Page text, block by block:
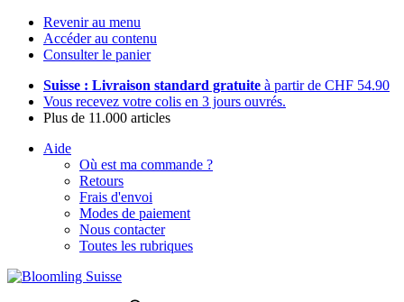
Revenir au menu
Accéder au contenu
Consulter le panier
Suisse : Livraison standard gratuite à partir de CHF 54.90
Vous recevez votre colis en 3 jours ouvrés.
Plus de 11.000 articles
Aide
Où est ma commande ?
Retours
Frais d'envoi
Modes de paiement
Nous contacter
Toutes les rubriques